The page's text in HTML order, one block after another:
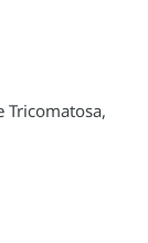
Tricomatosa,